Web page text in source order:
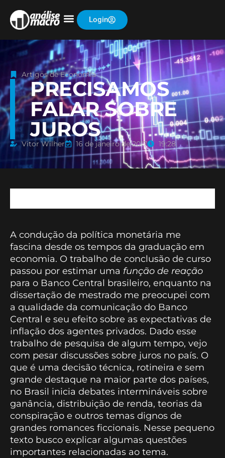
Login
Artigos de Economia
PRECISAMOS
FALAR SOBRE
JUROS
Vitor Wilher 16 de janeiro de 2017 19:28
A condução da política monetária me
fascina desde os tempos da graduação em
economia. O trabalho de conclusão de curso
passou por estimar uma função de reação
para o Banco Central brasileiro, enquanto na
dissertação de mestrado me preocupei com
a qualidade da comunicação do Banco
Central e seu efeito sobre as expectativas de
inflação dos agentes privados. Dado esse
trabalho de pesquisa de algum tempo, vejo
com pesar discussões sobre juros no país. O
que é uma decisão técnica, rotineira e sem
grande destaque na maior parte dos países,
no Brasil inicia debates intermináveis sobre
ganância, distribuição de renda, teorias da
conspiração e outros temas dignos de
grandes romances ficcionais. Nesse pequeno
texto busco explicar algumas questões
importantes relacionadas ao tema.